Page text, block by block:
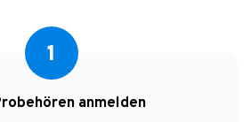
1
anmelden